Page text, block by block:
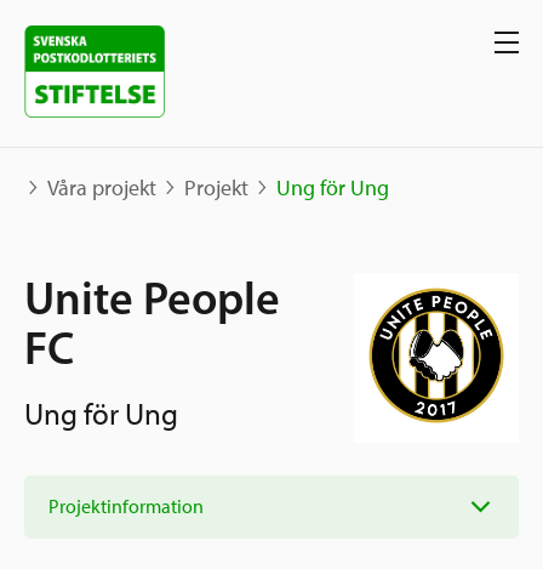
Projekt
Karta
Berättelser
Våra stöd
Sverige och övriga världen
Utlysningar
Ansök
Våra projekt Projekt Ung för Ung
Unite People
FC
Ung för Ung
Projektinformation